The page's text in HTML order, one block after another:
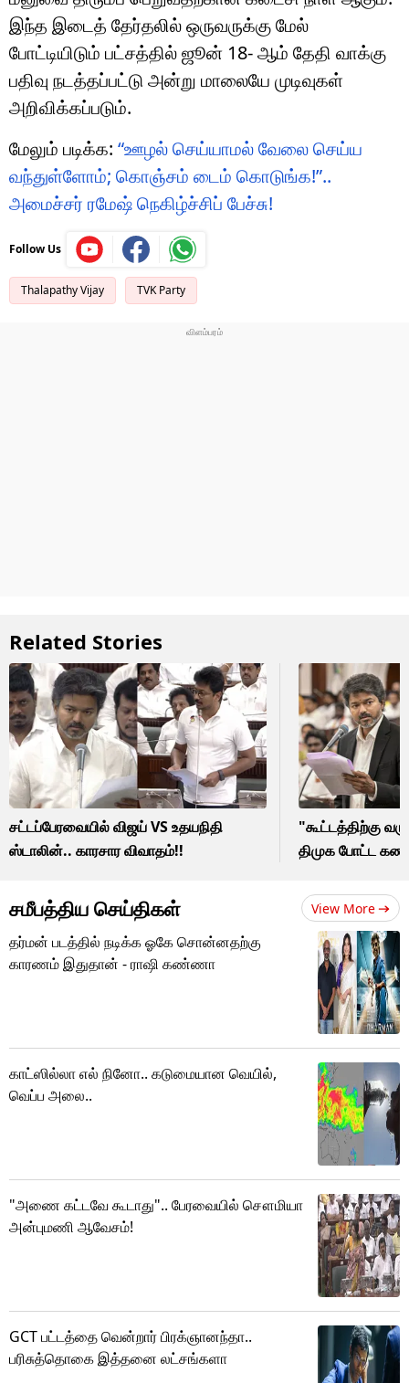
இந்த இடைத் தேர்தலில் ஒருவருக்கு மேல்
போட்டியிடும் பட்சத்தில் ஜூன் 18- ஆம் தேதி வாக்கு
பதிவு நடத்தப்பட்டு அன்று மாலையே முடிவுகள்
அறிவிக்கப்படும்.
மேலும் படிக்க: “ஊழல் செய்யாமல் வேலை செய்ய
வந்துள்ளோம்; கொஞ்சம் டைம் கொடுங்க!”..
அமைச்சர் ரமேஷ் நெகிழ்ச்சிப் பேச்சு!
Follow Us
Thalapathy Vijay TVK Party
Related Stories
சட்டப்பேரவையில் விஜய் VS உதயநிதி
ஸ்டாலின்.. காரசார விவாதம்!!
"கூட்டத்திற்கு
திமுக போட்ட
சமீபத்திய செய்திகள் View More
தர்மன் படத்தில் நடிக்க ஓகே சொன்னதற்கு
காரணம் இதுதான் - ராஷி கண்ணா
காட்ஸில்லா எல் நினோ.. கடுமையான வெயில்,
வெப்ப அலை..
"அணை கட்டவே கூடாது".. பேரவையில் சௌமியா
அன்புமணி ஆவேசம்!
GCT பட்டத்தை வென்றார் பிரக்ஞானந்தா..
பரிசுத்தொகை இத்தனை லட்சங்களா